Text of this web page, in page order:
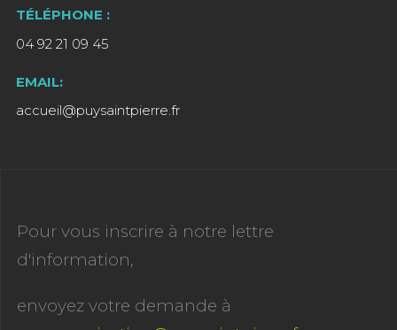
TÉLÉPHONE :
04 92 21 09 45
EMAIL:
accueil@puysaintpierre.fr
Pour vous inscrire à notre lettre
d'information,
envoyez votre demande à